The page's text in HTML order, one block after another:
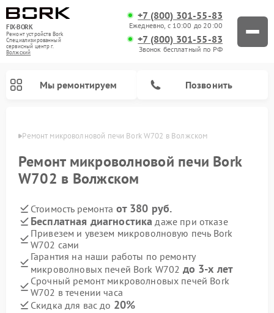
FIX-BORK
Ремонт устройств Bork
Специализированный
cервисный центр г.
Волжский
+7 (800) 301-55-83
Ежедневно, с 10:00 до 20:00
+7 (800) 301-55-83
Звонок бесплатный по РФ
Мы ремонтируем Позвонить
Ремонт микроволновой печи Bork W702 в Волжском
Ремонт микроволновой печи Bork
W702 в Волжском
Стоимость ремонта от 380 руб.
Бесплатная диагностика даже при отказе
Привезем и увезем микроволновую печь Bork
W702 сами
Гарантия на наши работы по ремонту
микроволновых печей Bork W702 до 3-х лет
Срочный ремонт микроволновых печей Bork
W702 в течении часа
Скидка для вас до 20%